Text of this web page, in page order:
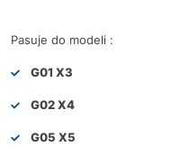
Pasuje do modeli :
G01 X3
G02 X4
G05 X5